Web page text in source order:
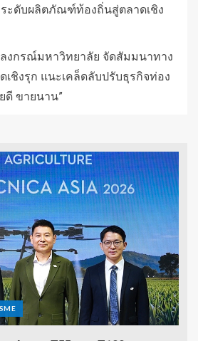
ระดับผลิตภัณฑ์ท้องถิ่นสู่ตลาดเชิง
งกรณ์มหาวิทยาลัย จัดสัมมนาทาง
เชิงรุก แนะเคล็ดลับปรับธุรกิจท่อง
ดี ขายนาน”